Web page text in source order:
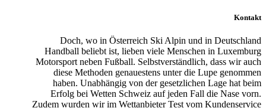
Kontakt
Doch, wo in Österreich Ski Alpin und in Deutschland
Handball beliebt ist, lieben viele Menschen in Luxemburg
Motorsport neben Fußball. Selbstverständlich, dass wir auch
diese Methoden genauestens unter die Lupe genommen
haben. Unabhängig von der gesetzlichen Lage hat beim
Erfolg bei Wetten Schweiz auf jeden Fall die Nase vorn.
Zudem wurden wir im Wettanbieter Test vom Kundenservice